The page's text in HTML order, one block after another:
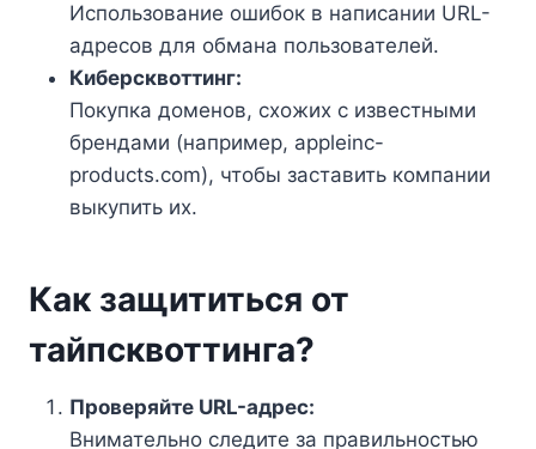
Использование ошибок в написании URL-
адресов для обмана пользователей.
Киберсквоттинг:
Покупка доменов, схожих с известными
брендами (например, appleinc-
products.com), чтобы заставить компании
выкупить их.
Как защититься от
тайпсквоттинга?
Проверяйте URL-адрес:
Внимательно следите за правильностью